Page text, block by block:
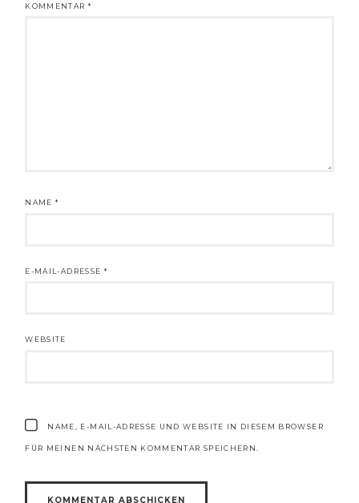
KOMMENTAR *
NAME*
E-MAIL-ADRESSE *
WEBSITE
NAME, E-MAIL-ADRESSE UND WEBSITE IN DIESEM BROWSER
FÜR MEINEN NÄCHSTEN KOMMENTAR SPEICHERN.